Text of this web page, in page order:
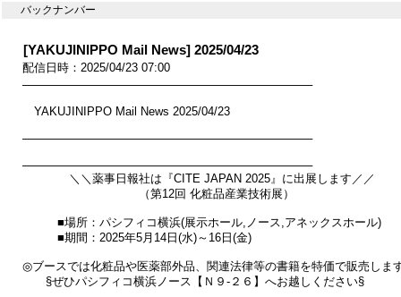
バックナンバー
[YAKUJINIPPO Mail News] 2025/04/23
配信日時：2025/04/23 07:00
────────────────────────────────────
YAKUJINIPPO Mail News 2025/04/23
────────────────────────────────────
────────────────────────────────────
＼＼薬事日報社は『CITE JAPAN 2025』に出展します／／
（第12回 化粧品産業技術展）
■場所：パシフィコ横浜(展示ホール,ノース,アネックスホール)
■期間：2025年5月14日(水)～16日(金)
◎ブースでは化粧品や医薬部外品、関連法律等の書籍を特価で販売しま
§ぜひパシフィコ横浜ノース【Ｎ９-２６】へお越しください§